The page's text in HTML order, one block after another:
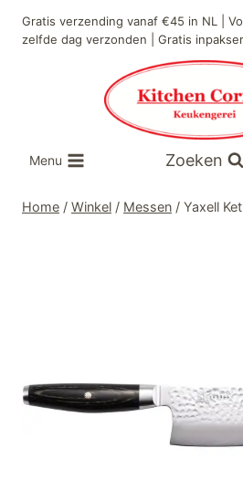
naar
Gratis verzending vanaf €45 in NL |
zelfde dag verzonden | Gratis
Menu Zoeken
Home / Winkel / Messen / Yaxell